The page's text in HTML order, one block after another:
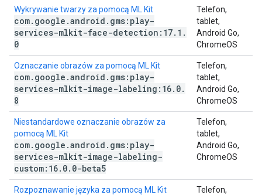
Wykrywanie twarzy za pomocą ML Kit
com. google .android . gms:play-
services-mlkit-face-detection:17. 1 .
0
Telefon,
tablet,
Android Go,
ChromeOS
Oznaczanie obrazów za pomocą ML Kit
com. google .android . gms:play-
services-mlkit-image-labeling:16. 0.
8
Telefon,
tablet,
Android Go,
ChromeOS
Niestandardowe oznaczanie obrazów za
pomocą ML Kit
com. google .android . gms:play-
services-mlkit-image-labeling-
custom:16. 0. 0-beta5
Telefon,
tablet,
Android Go,
ChromeOS
Rozpoznawanie języka za pomocą ML Kit
Telefon,